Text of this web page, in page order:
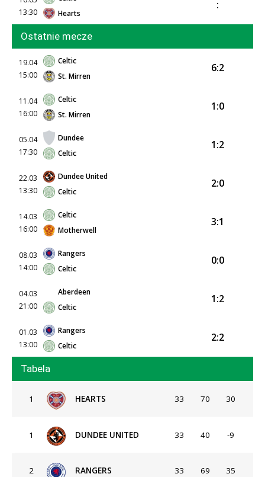
13:30
Hearts
:
Ostatnie mecze
19.04
15:00
Celtic
St. Mirren
6:2
11.04
16:00
Celtic
St. Mirren
1:0
05.04
17:30
Dundee
Celtic
1:2
22.03
13:30
Dundee United
Celtic
2:0
14.03
16:00
Celtic
Motherwell
3:1
08.03
14:00
Rangers
Celtic
0:0
04.03
21:00
Aberdeen
Celtic
1:2
01.03
13:00
Rangers
Celtic
2:2
Tabela
1 HEARTS 33 70 30
1 DUNDEE UNITED 33 40 -9
2 RANGERS 33 69 35